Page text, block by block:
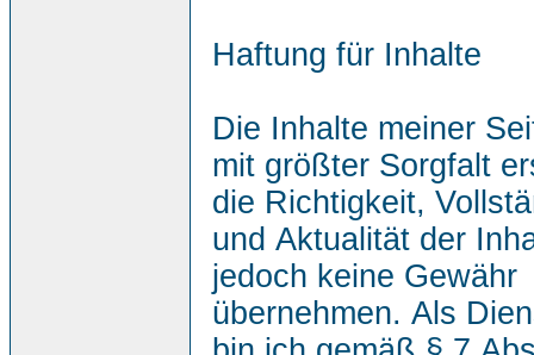
Haftung für Inhalte
Die Inhalte meiner
mit größter Sorgfalt
die Richtigkeit,
und Aktualität der
jedoch keine Gewähr
übernehmen. Als